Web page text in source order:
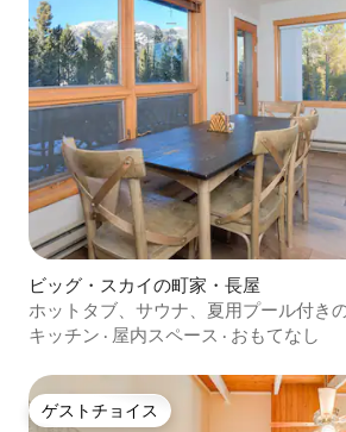
ビッグ・スカイの町家・長屋
ホットタブ、サウナ、夏用プール付き
アム！
キッチン · 屋内スペース · おもてなし
ゲストチョイス
ゲストチョイス